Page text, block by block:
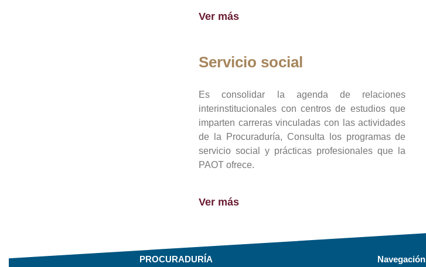
Ver más
Servicio social
Es consolidar la agenda de relaciones
interinstitucionales con centros de estudios que
imparten carreras vinculadas con las actividades
de la Procuraduría, Consulta los programas de
servicio social y prácticas profesionales que la
PAOT ofrece.
Ver más
PROCURADURÍA Navegación